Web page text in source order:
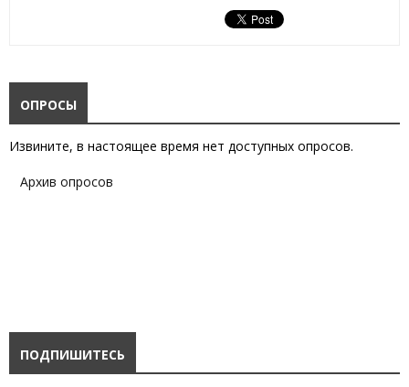
ОПРОСЫ
Извините, в настоящее время нет доступных опросов.
Архив опросов
ПОДПИШИТЕСЬ